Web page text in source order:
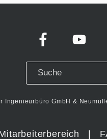
Ingenieurbüro GmbH &